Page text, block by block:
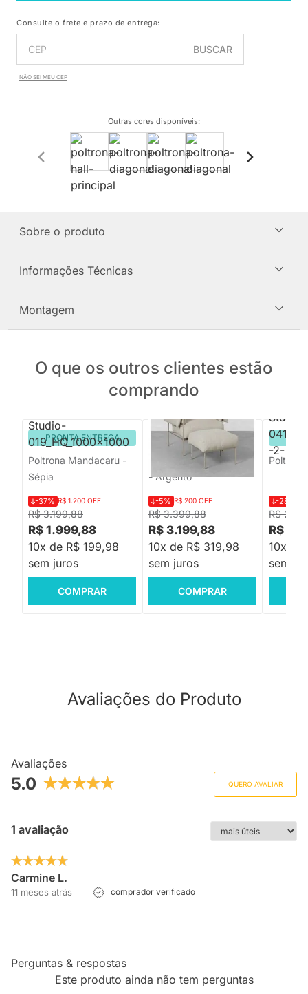
Consulte o frete e prazo de entrega:
BUSCAR
NÃO SEI MEU CEP
Outras cores disponíveis:
Sobre o produto
Informações Técnicas
Montagem
O que os outros clientes estão
comprando
PRONTA ENTREGA
Poltrona Mandacaru -
Sépia
R$ 3.199,88
-37% R$ 1.200 OFF
R$ 1.999,88
10x de R$ 199,98
sem juros
COMPRAR
PRONTA ENTREGA
Poltrona Trufa Com Puff
- Argento
R$ 3.399,88
-5% R$ 200 OFF
R$ 3.199,88
10x de R$ 319,98
sem juros
COMPRAR
R$
-28%
R$
10x de
sem
Avaliações do Produto
Avaliações
5.0 QUERO AVALIAR
1 avaliação
Carmine L.
11 meses atrás comprador verificado
Perguntas & respostas
Este produto ainda não tem perguntas